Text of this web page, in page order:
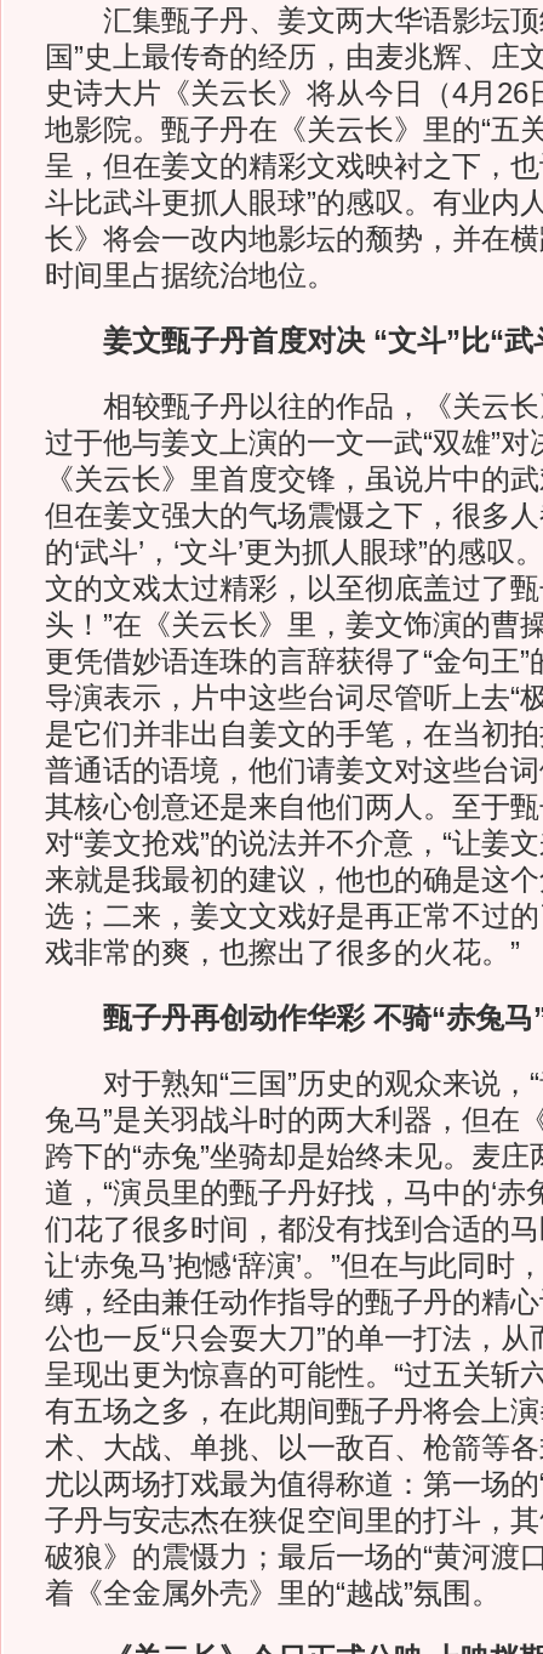
汇集甄子丹、姜文两大华语影坛顶
国”史上最传奇的经历，由麦兆辉、庄
史诗大片《关云长》将从今日（4月26
地影院。甄子丹在《关云长》里的“五
呈，但在姜文的精彩文戏映衬之下，
斗比武斗更抓人眼球”的感叹。有业内
长》将会一改内地影坛的颓势，并在横
时间里占据统治地位。
姜文甄子丹首度对决 “文斗”比“武
相较甄子丹以往的作品，《关云长
过于他与姜文上演的一文一武“双雄”
《关云长》里首度交锋，虽说片中的
但在姜文强大的气场震慑之下，很多
的‘武斗’，‘文斗’更为抓人眼球”的感叹
文的文戏太过精彩，以至彻底盖过了
头！”在《关云长》里，姜文饰演的曹
更凭借妙语连珠的言辞获得了“金句王
导演表示，片中这些台词尽管听上去“
是它们并非出自姜文的手笔，在当初
普通话的语境，他们请姜文对这些台
其核心创意还是来自他们两人。至于
对“姜文抢戏”的说法并不介意，“让姜
来就是我最初的建议，他也的确是这
选；二来，姜文文戏好是再正常不过
戏非常的爽，也擦出了很多的火花。”
甄子丹再创动作华彩 不骑“赤兔马
对于熟知“三国”历史的观众来说，“
兔马”是关羽战斗时的两大利器，但在
跨下的“赤兔”坐骑却是始终未见。麦庄
道，“演员里的甄子丹好找，马中的‘赤
们花了很多时间，都没有找到合适的
让‘赤兔马’抱憾‘辞演’。”但在与此同时
缚，经由兼任动作指导的甄子丹的精
公也一反“只会耍大刀”的单一打法，
呈现出更为惊喜的可能性。“过五关斩
有五场之多，在此期间甄子丹将会上
术、大战、单挑、以一敌百、枪箭等
尤以两场打戏最为值得称道：第一场的
子丹与安志杰在狭促空间里的打斗，
破狼》的震慑力；最后一场的“黄河渡
着《全金属外壳》里的“越战”氛围。